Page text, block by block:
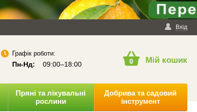
Вхід
Графік роботи:
Пн-Нд: 09:00–18:00 0 Мій кошик
Пряні та лікувальні
рослини
Добрива та садовий
інструмент